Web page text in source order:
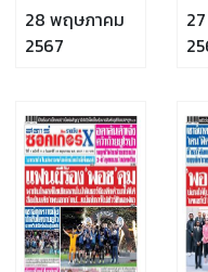
28 พฤษภาคม
2567